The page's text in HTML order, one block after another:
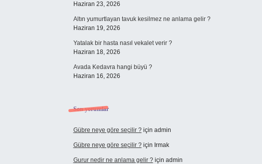
Haziran 23, 2026
Altın yumurtlayan tavuk kesilmez ne anlama gelir ?
Haziran 19, 2026
Yatalak bir hasta nasıl vekalet verir ?
Haziran 18, 2026
Avada Kedavra hangi büyü ?
Haziran 16, 2026
Son yorumlar
Gübre neye göre seçilir ?için admin
Gübre neye göre seçilir ?için Irmak
Gurur nedir ne anlama gelir ?için admin